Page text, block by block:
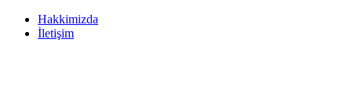
Hakkimizda
İletişim